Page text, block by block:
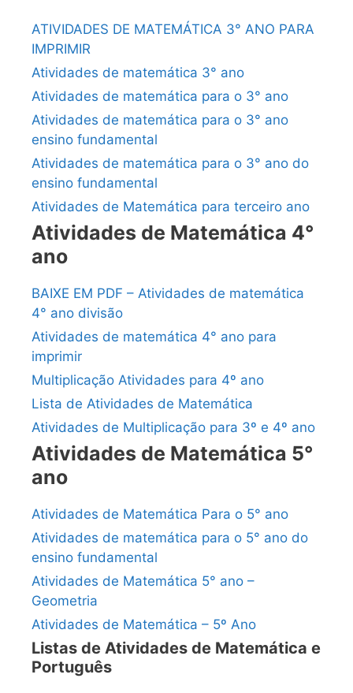
ATIVIDADES DE MATEMÁTICA 3° ANO PARA
IMPRIMIR
Atividades de matemática 3° ano
Atividades de matemática para o 3° ano
Atividades de matemática para o 3° ano
ensino fundamental
Atividades de matemática para o 3° ano do
ensino fundamental
Atividades de Matemática para terceiro ano
Atividades de Matemática 4°
ano
BAIXE EM PDF – Atividades de matemática
4° ano divisão
Atividades de matemática 4° ano para
imprimir
Multiplicação Atividades para 4º ano
Lista de Atividades de Matemática
Atividades de Multiplicação para 3º e 4º ano
Atividades de Matemática 5°
ano
Atividades de Matemática Para o 5° ano
Atividades de matemática para o 5° ano do
ensino fundamental
Atividades de Matemática 5° ano –
Geometria
Atividades de Matemática – 5º Ano
Listas de Atividades de Matemática e
Português